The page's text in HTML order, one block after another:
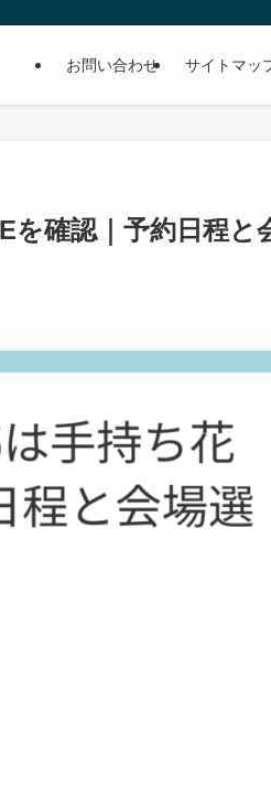
お問い合わせ サイトマッ
を確認｜予約日程と